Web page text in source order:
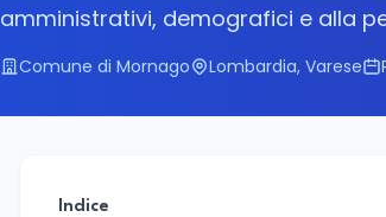
amministrativi, demografici e alla
Comune di Mornago Lombardia, Varese
Indice